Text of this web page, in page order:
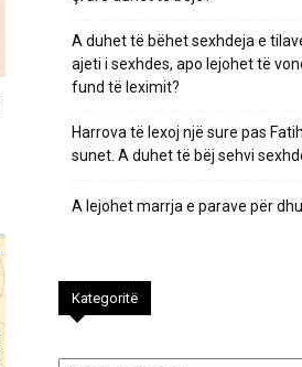
A duhet të bëhet sexhdeja e
ajeti i sexhdes, apo lejohet të
fund të leximit?
Harrova të lexoj një sure pas
sunet. A duhet të bëj sehvi
A lejohet marrja e parave për
Kategoritë
Kategoritë